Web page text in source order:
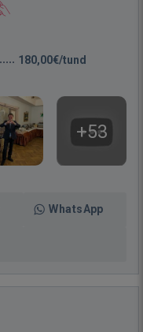
180,00€/tund
+53
WhatsApp